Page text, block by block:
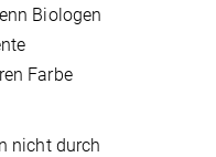
Biologen
Farbe
nicht durch